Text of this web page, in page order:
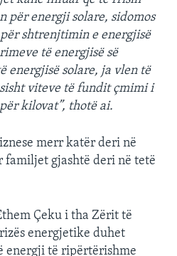
për energji solare, sidomos
shtrenjtimin e energjisë
të energjisë së
energjisë solare, ja vlen të
viteve të fundit çmimi i
kilovat”, thotë ai.
merr katër deri në
familjet gjashtë deri në tetë
Çeku i tha Zërit të
energjetike duhet
energji të ripërtërishme